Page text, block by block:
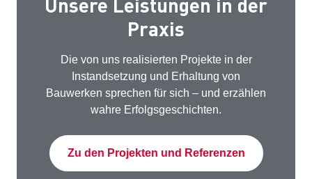
Praxis
Die von uns realisierten Projekte in der
Instandsetzung und Erhaltung von
Bauwerken sprechen für sich – und erzählen
wahre Erfolgsgeschichten.
Zu den Projekten und Referenzen